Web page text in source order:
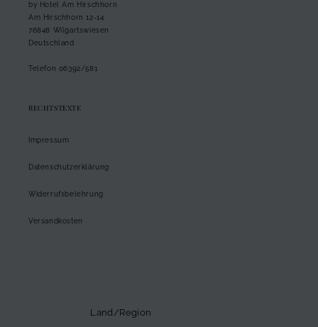
by Hotel Am Hirschhorn
Am Hirschhorn 12-14
76848 Wilgartswiesen
Deutschland
Telefon 06392/581
RECHTSTEXTE
Impressum
Datenschutzerklärung
Widerrufsbelehrung
Versandkosten
Land/Region